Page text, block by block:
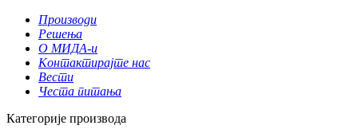
Производи
Решења
О МИДА-и
Контактирајте нас
Вести
Честа питања
Категорије производа